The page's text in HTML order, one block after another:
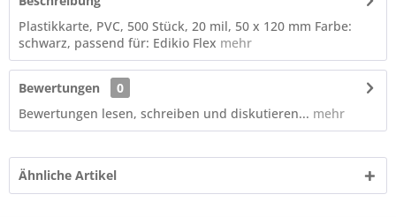
Plastikkarte, PVC, 500 Stück, 20 mil, 50 x 120 mm Farbe:
schwarz, passend für: Edikio Flex mehr
Bewertungen
0
Bewertungen lesen, schreiben und diskutieren... mehr
Ähnliche Artikel